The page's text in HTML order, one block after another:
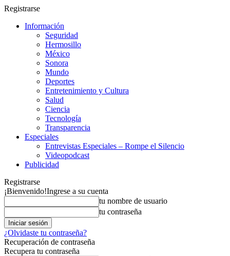
Registrarse
Información
Seguridad
Hermosillo
México
Sonora
Mundo
Deportes
Entretenimiento y Cultura
Salud
Ciencia
Tecnología
Transparencia
Especiales
Entrevistas Especiales – Rompe el Silencio
Videopodcast
Publicidad
Registrarse
¡Bienvenido!Ingrese a su cuenta
tu nombre de usuario
tu contraseña
¿Olvidaste tu contraseña?
Recuperación de contraseña
Recupera tu contraseña